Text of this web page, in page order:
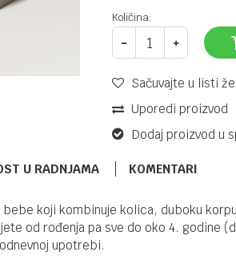
Količina:
Sačuvajte u listi
Uporedi proizvod
Dodaj proizvod u
U RADNJAMA KOMENTARI
koji kombinuje kolica, duboku
od rođenja pa sve do oko 4. godine
upotrebi.
KIKKA BOO
KOLICA JEAN